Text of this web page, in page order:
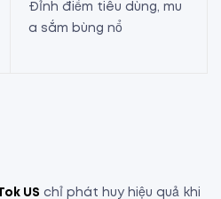
Đỉnh điểm tiêu dùng, mu
a sắm bùng nổ
US chỉ phát huy hiệu quả khi